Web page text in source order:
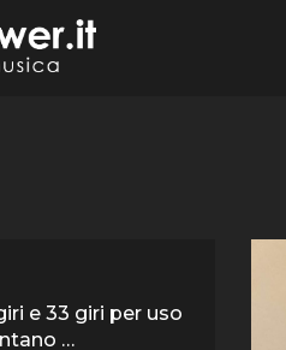
e 33 giri per uso
…